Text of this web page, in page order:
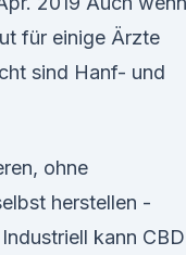
für einige Ärzte
sind Hanf- und
ohne
herstellen -
kann CBD